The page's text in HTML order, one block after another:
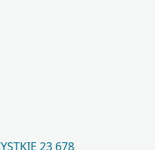
23 678